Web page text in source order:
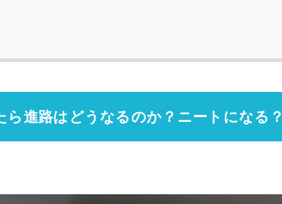
ら進路はどうなるのか？ニートになる？